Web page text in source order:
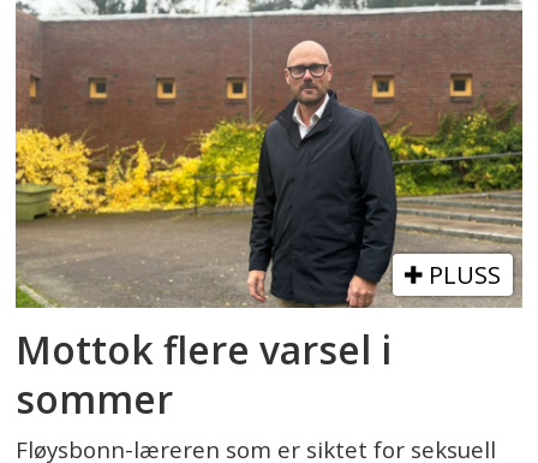
PLUSS
Mottok flere varsel i
sommer
Fløysbonn-læreren som er siktet for seksuell